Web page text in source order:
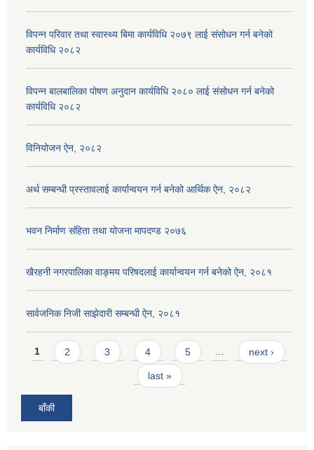
विपन्न परिवार तथा स्वास्थ्य बिमा कार्यविधि २०७९ लाई संसोधन गर्न बनेको
कार्यविधि २०८२
विपन्न बालबालिका पोषण अनुदान कार्यविधि २०८० लाई संसोधन गर्न बनेको
कार्यविधि २०८२
विनियोजन ऐन, २०८२
अर्थ सम्बन्धी प्रस्तावलाई कार्यान्वयन गर्न बनेको आर्थिक ऐन, २०८२
भवन निर्माण संहिता तथा योजना मापदण्ड २०७६
खैरहनी नगरपालिका वाङ्मय परिषदलाई कार्यान्वयन गर्न बनेको ऐन, २०८१
सार्वजनिक निजी साझेदारी सम्बन्धी ऐन, २०८१
Pages
1 2 3 4 5 … next ›
last »
बाँकी